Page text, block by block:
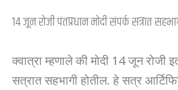
14 जून रोजी पंतप्रधान मोदी संपर्क सत्रात
क्वात्रा म्हणाले की मोदी 14 जून रोजी
सत्रात सहभागी होतील. हे सत्र